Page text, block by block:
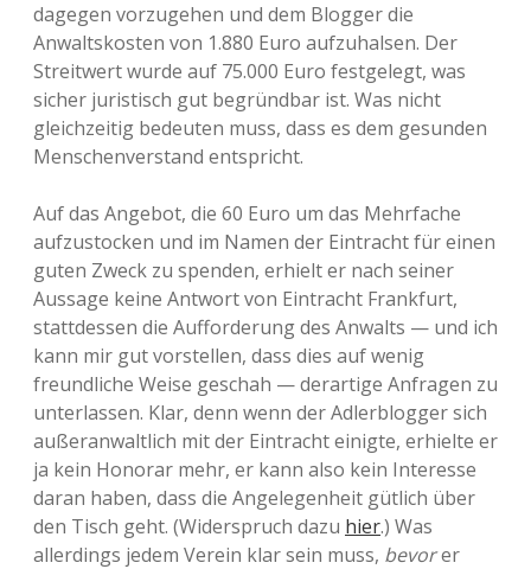
dagegen vorzugehen und dem Blogger die
Anwaltskosten von 1.880 Euro aufzuhalsen. Der
Streitwert wurde auf 75.000 Euro festgelegt, was
sicher juristisch gut begründbar ist. Was nicht
gleichzeitig bedeuten muss, dass es dem gesunden
Menschenverstand entspricht.
Auf das Angebot, die 60 Euro um das Mehrfache
aufzustocken und im Namen der Eintracht für einen
guten Zweck zu spenden, erhielt er nach seiner
Aussage keine Antwort von Eintracht Frankfurt,
stattdessen die Aufforderung des Anwalts — und ich
kann mir gut vorstellen, dass dies auf wenig
freundliche Weise geschah — derartige Anfragen zu
unterlassen. Klar, denn wenn der Adlerblogger sich
außeranwaltlich mit der Eintracht einigte, erhielte er
ja kein Honorar mehr, er kann also kein Interesse
daran haben, dass die Angelegenheit gütlich über
den Tisch geht. (Widerspruch dazu hier.) Was
allerdings jedem Verein klar sein muss, bevorer